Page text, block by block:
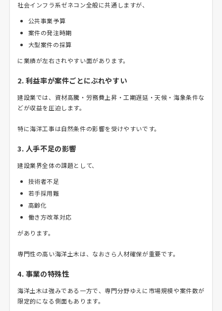
社会インフラ系ゼネコン全般に共通しますが、
公共事業予算
案件の発注時期
大型案件の採算
に業績が左右されやすい面があります。
2. 利益率が案件ごとにぶれやすい
建設業では、資材高騰・労務費上昇・工期遅延・天候・海象条件な
どが収益を圧迫します。
特に海洋工事は自然条件の影響を受けやすいです。
3. 人手不足の影響
建設業界全体の課題として、
技術者不足
若手採用難
高齢化
働き方改革対応
があります。
専門性の高い海洋土木は、なおさら人材確保が重要です。
4. 事業の特殊性
海洋土木は強みである一方で、専門分野ゆえに市場規模や案件数が
限定的になる側面もあります。